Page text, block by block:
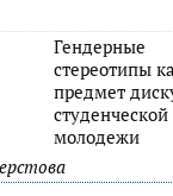
Гендерные
стереотипы
предмет
студенческой
молодежи